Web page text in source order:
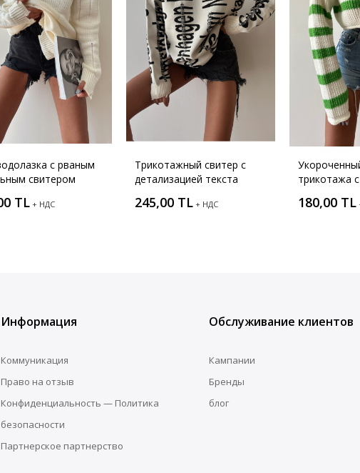
с рваным
свитером
TL + НДС
Трикотажный свитер с
детализацией текста
245,00 TL + НДС
трикотажа
180,00 TL
Информация
Коммуникация
Право на отзыв
Конфиденциальность — Политика
безопасности
Партнерское партнерство
Обслуживание клиентов
Кампании
Бренды
блог